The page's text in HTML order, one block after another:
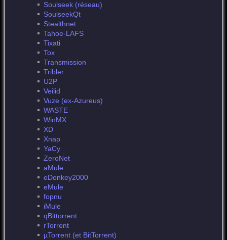
Soulseek (réseau)
SoulseekQt
Stealthnet
Tahoe-LAFS
Tixati
Tox
Transmission
Tribler
U2P
Veilid
Vuze (ex-Azureus)
WASTE
WinMX
XD
Xnap
YaCy
ZeroNet
aMule
eDonkey2000
eMule
fopnu
iMule
qBittorrent
rTorrent
µTorrent (et BitTorrent)